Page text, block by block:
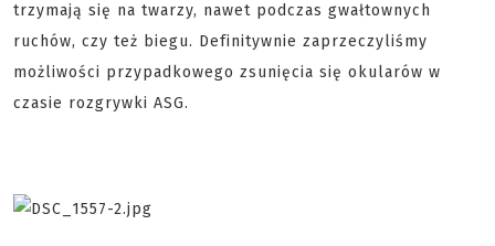
trzymają się na twarzy, nawet podczas gwałtownych
ruchów, czy też biegu. Definitywnie zaprzeczyliśmy
możliwości przypadkowego zsunięcia się okularów w
czasie rozgrywki ASG.